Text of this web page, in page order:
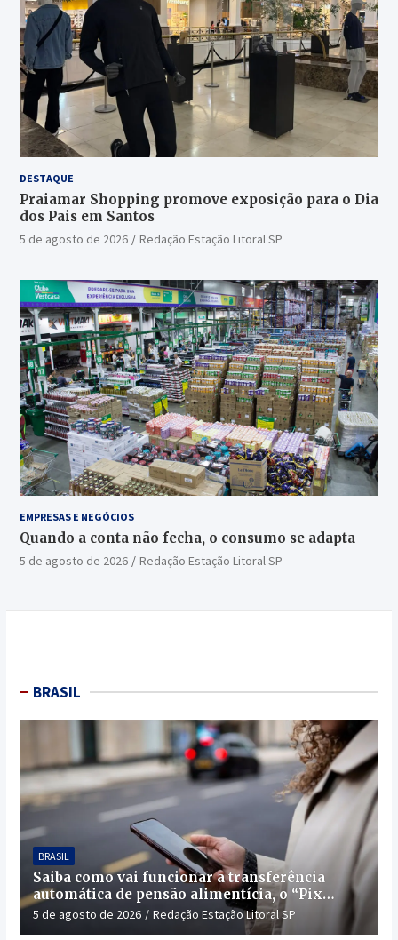
DESTAQUE
Praiamar Shopping promove exposição para o Dia
dos Pais em Santos
5 de agosto de 2026 Redação Estação Litoral SP
EMPRESAS E NEGÓCIOS
Quando a conta não fecha, o consumo se adapta
5 de agosto de 2026 Redação Estação Litoral SP
BRASIL
BRASIL
Saiba como vai funcionar a transferência
automática de pensão alimentícia, o “Pix
Pensão”
5 de agosto de 2026 Redação Estação Litoral SP